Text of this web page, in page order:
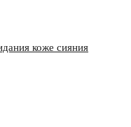
коже сияния